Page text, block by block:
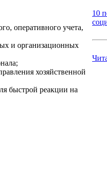
оперативного учета,
и организационных
хозяйственной
быстрой реакции на
10